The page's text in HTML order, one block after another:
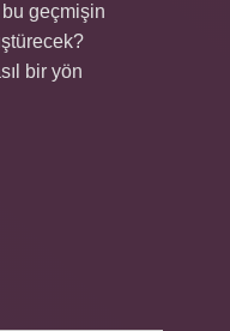
geçmişin
bir yön